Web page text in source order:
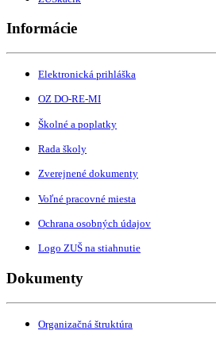
Informácie
Elektronická prihláška
OZ DO-RE-MI
Školné a poplatky
Rada školy
Zverejnené dokumenty
Voľné pracovné miesta
Ochrana osobných údajov
Logo ZUŠ na stiahnutie
Dokumenty
Organizačná štruktúra